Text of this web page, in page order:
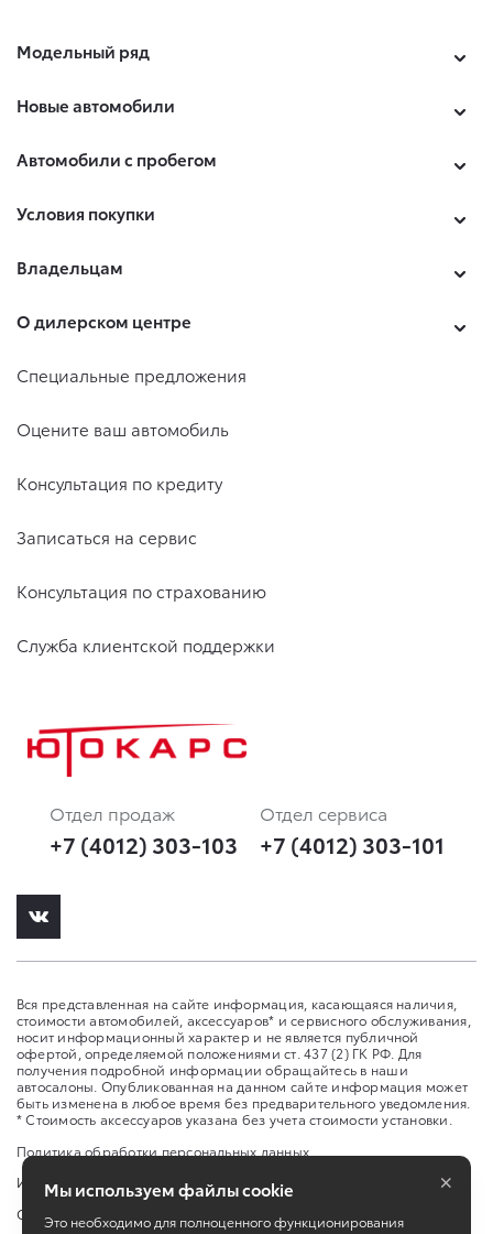
Модельный ряд
Новые автомобили
Автомобили с пробегом
Условия покупки
Владельцам
О дилерском центре
Специальные предложения
Оцените ваш автомобиль
Консультация по кредиту
Записаться на сервис
Консультация по страхованию
Служба клиентской поддержки
Отдел продаж
+7 (4012) 303-103
Отдел сервиса
+7 (4012) 303-101
Вся представленная на сайте информация, касающаяся наличия,
стоимости автомобилей, аксессуаров* и сервисного обслуживания,
носит информационный характер и не является публичной
офертой, определяемой положениями ст. 437 (2) ГК РФ. Для
получения подробной информации обращайтесь в наши
автосалоны. Опубликованная на данном сайте информация может
быть изменена в любое время без предварительного уведомления.
* Стоимость аксессуаров указана без учета стоимости установки.
Политика обработки персональных данных
Изменить настройку cookies
Сбросить cookie
Мы используем файлы cookie
Это необходимо для полноценного функционирования
×